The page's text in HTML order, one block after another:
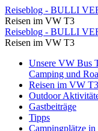
Korsika
-
Spelunca
Schlucht
Reiseblog
BULLI
Reiseblog - BULLI
Reisen im VW T3
Korsika
-
Spelunca
Schlucht
Reiseblog
Reiseblog - BULLI
Reisen im VW T3
Skip
content
Unsere VW Bus
Camping und
Reisen im VW T3
Outdoor
Gastbeiträge
Tipps
Campingplätze in